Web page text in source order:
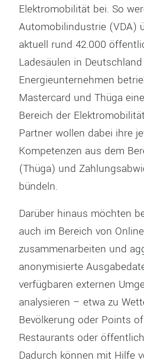
Elektromobilität bei. So
Automobilindustrie (VDA)
aktuell rund 42.000
Ladesäulen in
Energieunternehmen
Mastercard und Thüga
Bereich der
Partner wollen dabei ihre
Kompetenzen aus dem
(Thüga) und
bündeln.
Darüber hinaus möchten
auch im Bereich von
zusammenarbeiten und
anonymisierte
verfügbaren externen
analysieren – etwa zu
Bevölkerung oder Points
Restaurants oder
Dadurch können mit Hilfe